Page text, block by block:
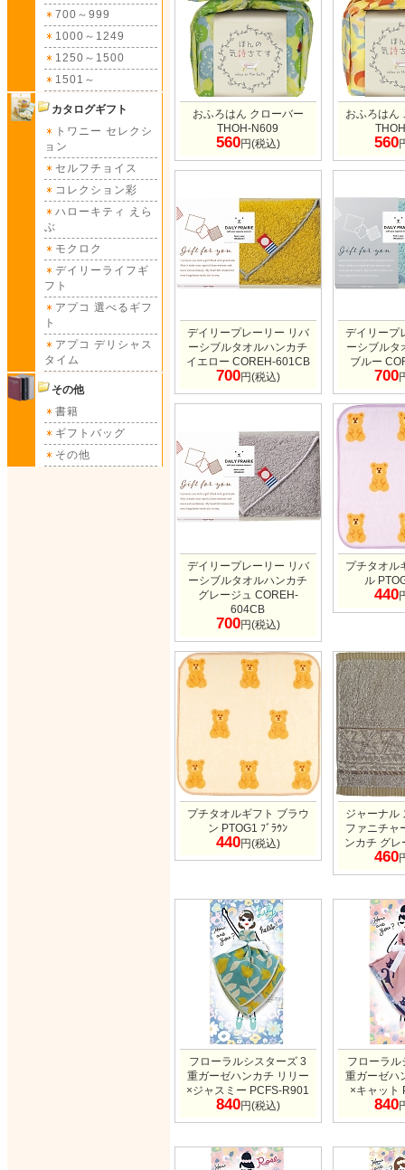
700～999
1000～1249
1250～1500
1501～
カタログギフト
トワニー セレクシ
ョン
セルフチョイス
コレクション彩
ハローキティ えら
ぶ
モクロク
デイリーライフギ
フト
アプコ 選べるギフ
ト
アプコ デリシャス
タイム
その他
書籍
ギフトバッグ
その他
おふろはん クローバー
THOH-N609
560円(税込)
おふろはん
560
デイリープレーリー リバ
ーシブルタオルハンカチ
イエロー COREH-601CB
700円(税込)
デイリープ
ーシブルタ
ブルー
700
デイリープレーリー リバ
ーシブルタオルハンカチ
グレージュ COREH-
604CB
700円(税込)
プチタオル
ル
440
プチタオルギフト ブラウ
ン PTOG1 ﾌﾞﾗｳﾝ
440円(税込)
ジャーナル
ファニチャ
ンカチ グ
460
フローラルシスターズ 3
重ガーゼハンカチ リリー
×ジャスミー PCFS-R901
840円(税込)
フローラ
重ガーゼハ
×キャット
840